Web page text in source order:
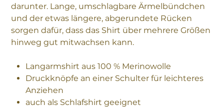
darunter. Lange, umschlagbare Ärmelbündchen
und der etwas längere, abgerundete Rücken
sorgen dafür, dass das Shirt über mehrere Größen
hinweg gut mitwachsen kann.
Langarmshirt aus 100 % Merinowolle
Druckknöpfe an einer Schulter für leichteres
Anziehen
auch als Schlafshirt geeignet